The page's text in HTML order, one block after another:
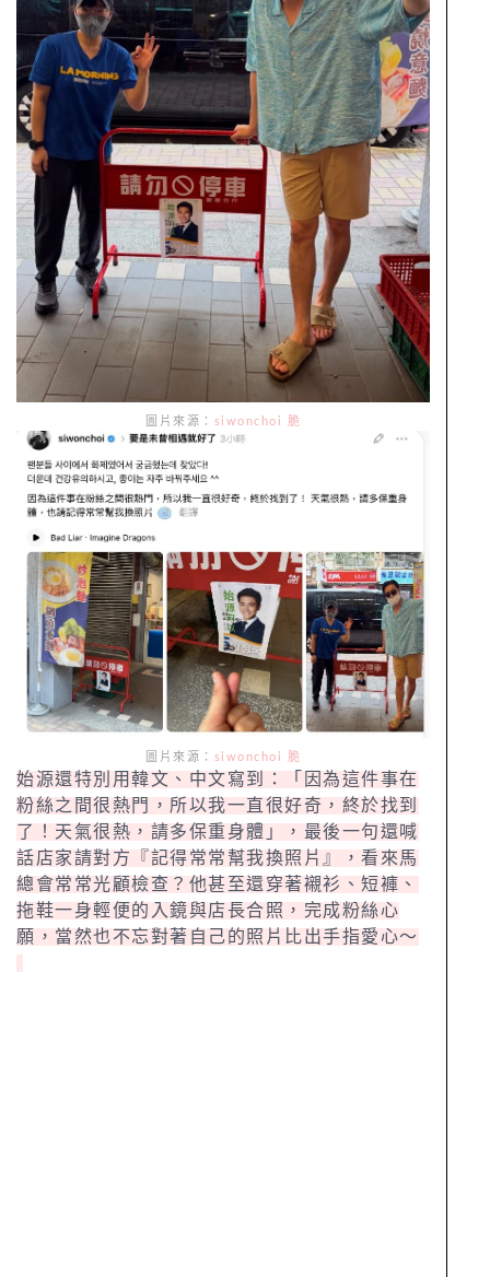
圖片來源： siwonchoi 脆
圖片來源： siwonchoi 脆
始源還特別用韓文、中文寫到：「因為這件事在
粉絲之間很熱門，所以我一直很好奇，終於找到
了！天氣很熱，請多保重身體」，最後一句還喊
話店家請對方『記得常常幫我換照片』，看來馬
總會常常光顧檢查？他甚至還穿著襯衫、短褲、
拖鞋一身輕便的入鏡與店長合照，完成粉絲心
願，當然也不忘對著自己的照片比出手指愛心～